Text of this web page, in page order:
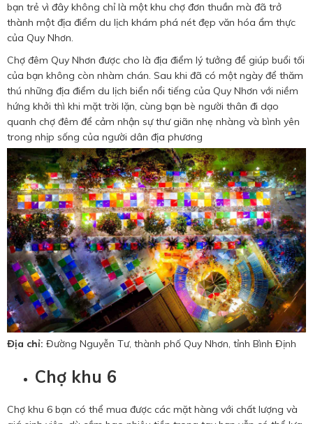
bạn trẻ vì đây không chỉ là một khu chợ đơn thuần mà đã trở
thành một địa điểm du lịch khám phá nét đẹp văn hóa ẩm thực
của Quy Nhơn.
Chợ đêm Quy Nhơn được cho là địa điểm lý tưởng để giúp buổi tối
của bạn không còn nhàm chán. Sau khi đã có một ngày để thăm
thú những địa điểm du lịch biển nổi tiếng của Quy Nhơn với niềm
hứng khởi thì khi mặt trời lặn, cùng bạn bè người thân đi dạo
quanh chợ đêm để cảm nhận sự thư giãn nhẹ nhàng và bình yên
trong nhịp sống của người dân địa phương
Địa chỉ: Đường Nguyễn Tư, thành phố Quy Nhơn, tỉnh Bình Định
Chợ khu 6
Chợ khu 6 bạn có thể mua được các mặt hàng với chất lượng và